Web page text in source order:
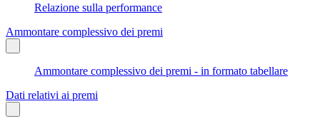
Relazione sulla performance
Ammontare complessivo dei premi
Ammontare complessivo dei premi - in formato tabellare
Dati relativi ai premi